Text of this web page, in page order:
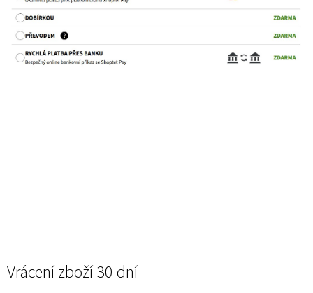
Vrácení zboží 30 dní